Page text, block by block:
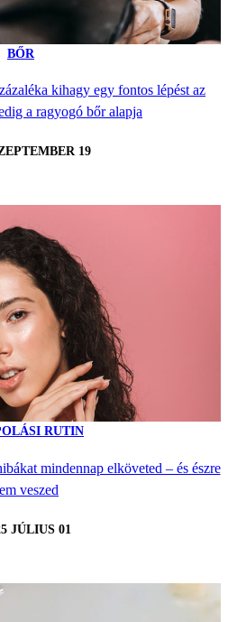
BŐR
kihagy egy fontos lépést az
a ragyogó bőr alapja
19
RUTIN
mindennap elköveted – és észre
veszed
JÚLIUS 01